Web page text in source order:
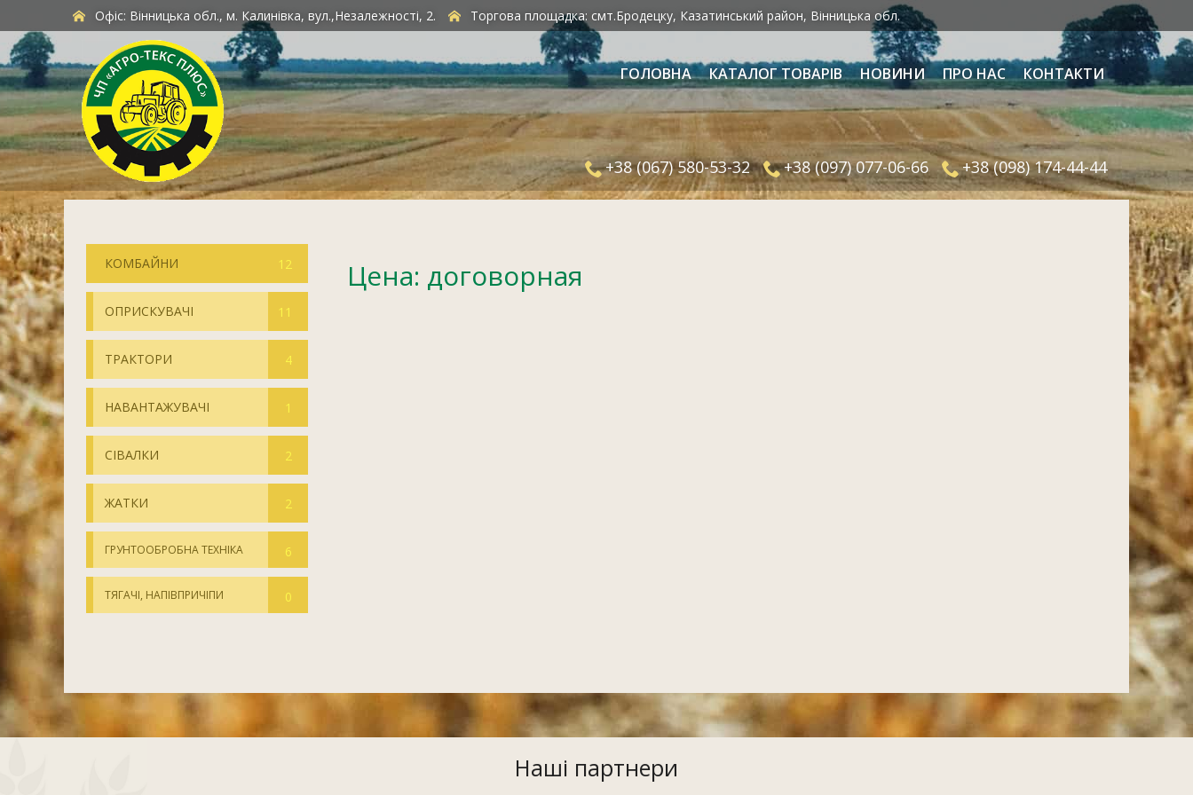
Офіс: Вінницька обл., м. Калинівка, вул.,Незалежності, 2. Торгова площадка: смт.Бродецку, Казатинський район, Вінницька обл.
ГОЛОВНА КАТАЛОГ ТОВАРІВ НОВИНИ ПРО НАС КОНТАКТИ
+38 (067) 580-53-32 +38 (097) 077-06-66 +38 (098) 174-44-44
КОМБАЙНИ 12
ОПРИСКУВАЧІ 11
ТРАКТОРИ 4
НАВАНТАЖУВАЧІ 1
СІВАЛКИ 2
ЖАТКИ 2
ГРУНТООБРОБНА ТЕХНІКА 6
ТЯГАЧІ, НАПІВПРИЧІПИ 0
Цена: договорная
Наші партнери